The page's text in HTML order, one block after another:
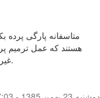
متاسفانه پارگی پرده
هستند که عمل ترمیم
غیر قانونی بوده و عواقب خاص خود را دارد.